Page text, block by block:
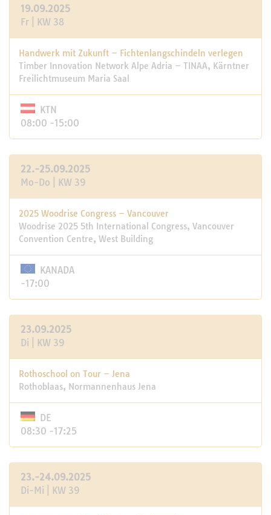
19.09.2025
Fr | KW 38
Handwerk mit Zukunft – Fichtenlangschindeln verlegen
Timber Innovation Network Alpe Adria – TINAA, Kärntner
Freilichtmuseum Maria Saal
KTN
08:00 -15:00
22.-25.09.2025
Mo-Do | KW 39
2025 Woodrise Congress – Vancouver
Woodrise 2025 5th International Congress, Vancouver
Convention Centre, West Building
KANADA
-17:00
23.09.2025
Di | KW 39
Rothoschool on Tour – Jena
Rothoblaas, Normannenhaus Jena
DE
08:30 -17:25
23.-24.09.2025
Di-Mi | KW 39